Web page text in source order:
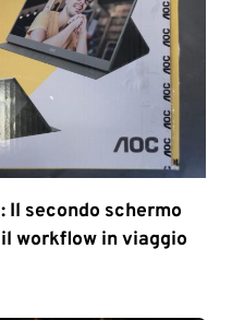
Il secondo schermo
workflow in viaggio